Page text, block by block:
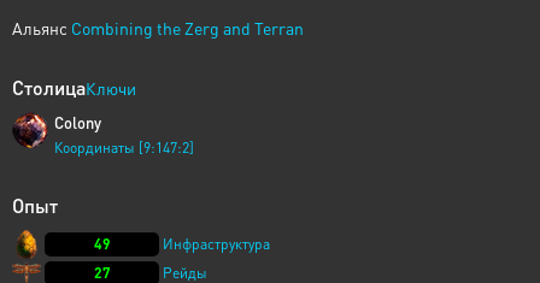
Альянс Combining the Zerg and Terran
СтолицаКлючи
Colony
Координаты [9:147:2]
Опыт
49
Инфраструктура
27
Рейды